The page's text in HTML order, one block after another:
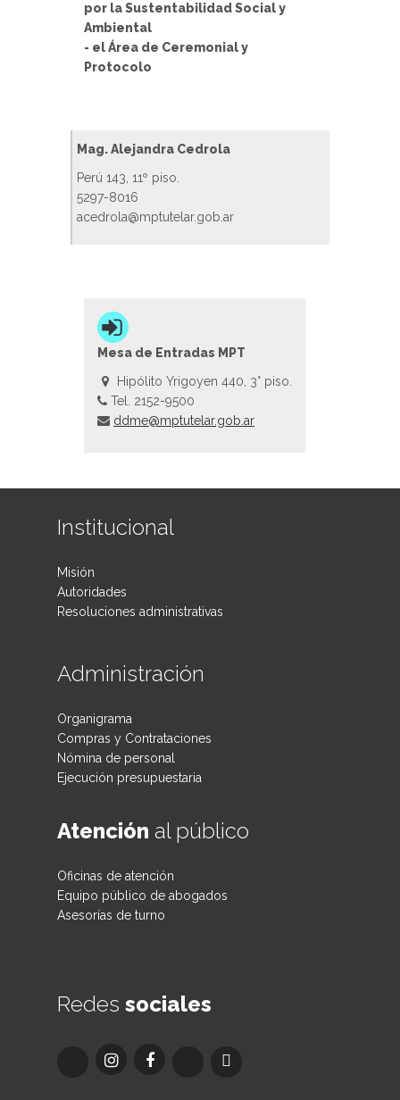
por la Sustentabilidad Social y
Ambiental
- el Área de Ceremonial y
Protocolo
Mag. Alejandra Cedrola
Perú 143, 11º piso.
5297-8016
acedrola@mptutelar.gob.ar
Mesa de Entradas MPT
Hipólito Yrigoyen 440, 3° piso.
Tel. 2152-9500
ddme@mptutelar.gob.ar
Institucional
Misión
Autoridades
Resoluciones administrativas
Administración
Organigrama
Compras y Contrataciones
Nómina de personal
Ejecución presupuestaria
Atención al público
Oficinas de atención
Equipo público de abogados
Asesorías de turno
Redes sociales